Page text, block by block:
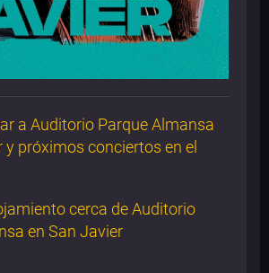
a Auditorio Parque Almansa
y próximos conciertos en el
cerca de Auditorio
en San Javier